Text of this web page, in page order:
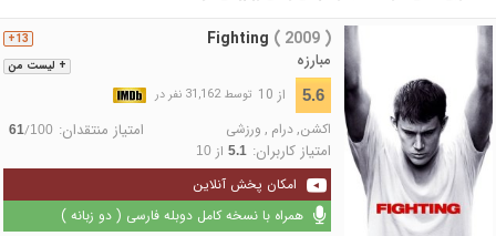
+ لیست من
13+ Fighting ( 2009 )
مبارزه
5.6 از 10 توسط 31,162 نفر در
اکشن,درام , ورزشی امتیاز منتقدان: 61/100
امتیاز کاربران: 5.1از 10
امکان پخش آنلاین
همراه با نسخه کامل دوبله فارسی ( دو زبانه )